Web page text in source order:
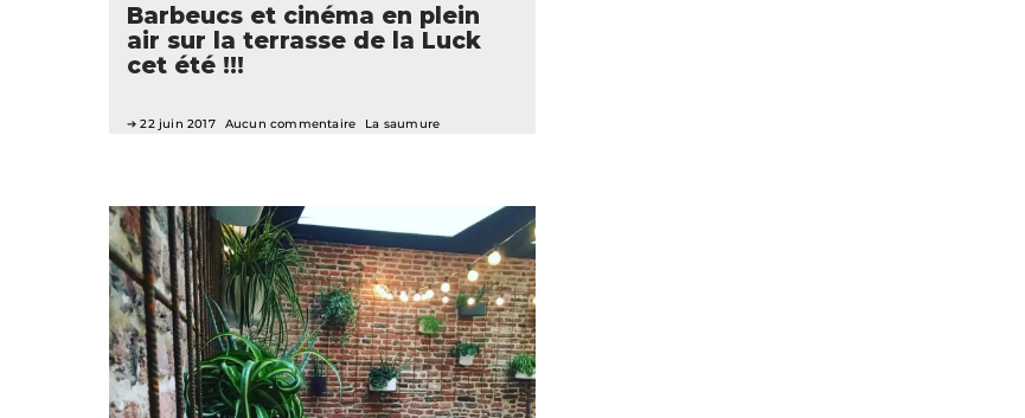
Barbeucs et cinéma en plein
air sur la terrasse de la Luck
cet été !!!
22 juin 2017 Aucun commentaire La saumure